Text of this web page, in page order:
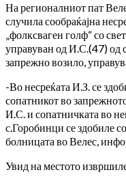
На регионалниот пат
случила сообраќајна
„фолксваген голф“ со
управуван од И.С.(47) од
запрежно возило,
-Во несреќата И.З. се
сопатникот во
И.С. и сопатничката во
с.Горобинци се здобиле
болницата во Велес,
Увид на местото